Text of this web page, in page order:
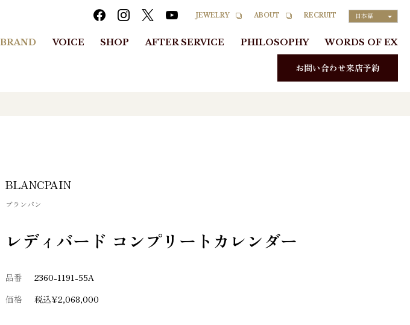
JEWELRY ABOUT RECRUIT 日本語
BRAND VOICE SHOP AFTER SERVICE PHILOSOPHY WORDS OF EX
お問い合わせ来店予約
BLANCPAIN
ブランパン
レディバード コンプリートカレンダー
品番
2360-1191-55A
価格
税込¥2,068,000